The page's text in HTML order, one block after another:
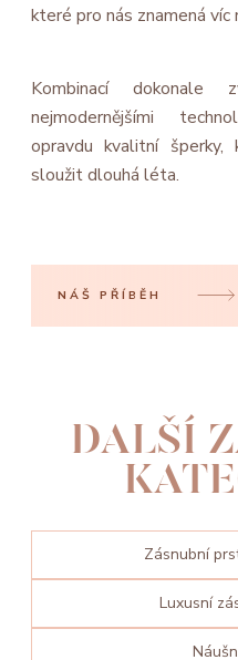
které pro nás znamená víc
Kombinací
nejmodernějšími
opravdu kvalitní
sloužit dlouhá léta.
NÁŠ PŘÍBĚH
DALŠÍ
Zásnubní
Luxusní